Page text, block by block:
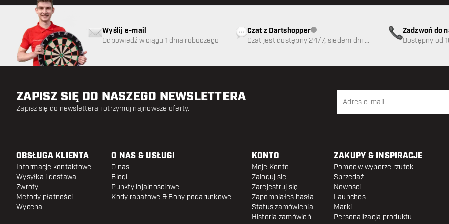
Wyślij e-mail
Odpowiedź w ciągu 1 dnia roboczego
Czat z DartshopperObsługa klienta niedostępna
Czat jest dostępny 24/7, siedem dni w
Zadzwoń do
89
Dostępny od
ZAPISZ SIĘ DO NASZEGO NEWSLETTERA
Zapisz się do newslettera i otrzymuj najnowsze oferty.
OBSŁUGA KLIENTA
Informacje kontaktowe
Wysyłka i dostawa
Zwroty
Metody płatności
Wycena
O NAS & USŁUGI
O nas
Blogi
Punkty lojalnościowe
Kody rabatowe & Bony podarunkowe
KONTO
Moje Konto
Zaloguj się
Zarejestruj się
Zapomniałeś hasła
Status zamówienia
Historia zamówień
ZAKUPY & INSPIRACJE
Pomoc w wyborze rzutek
Sprzedaż
Nowości
Launches
Marki
Personalizacja produktu